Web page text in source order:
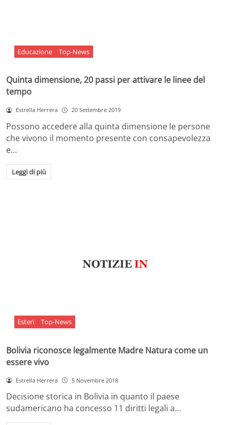
Educazione Top-News
Quinta dimensione, 20 passi per attivare le linee del
tempo
Estrella Herrera 20 Settembre 2019
Possono accedere alla quinta dimensione le persone
che vivono il momento presente con consapevolezza
e…
Leggi di più
Esteri Top-News
Bolivia riconosce legalmente Madre Natura come un
essere vivo
Estrella Herrera 5 Novembre 2018
Decisione storica in Bolivia in quanto il paese
sudamericano ha concesso 11 diritti legali a…